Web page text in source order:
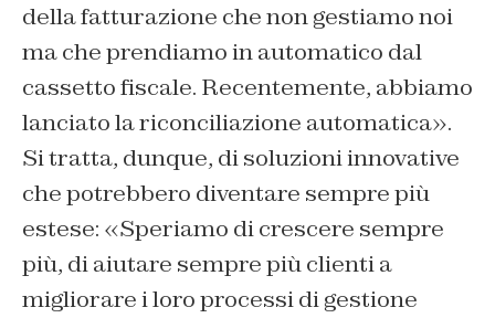
della fatturazione che non gestiamo noi
ma che prendiamo in automatico dal
cassetto fiscale. Recentemente, abbiamo
lanciato la riconciliazione automatica».
Si tratta, dunque, di soluzioni innovative
che potrebbero diventare sempre più
estese: «Speriamo di crescere sempre
più, di aiutare sempre più clienti a
migliorare i loro processi di gestione